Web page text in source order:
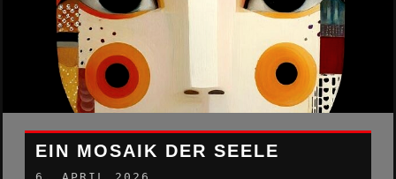
EIN MOSAIK DER SEELE